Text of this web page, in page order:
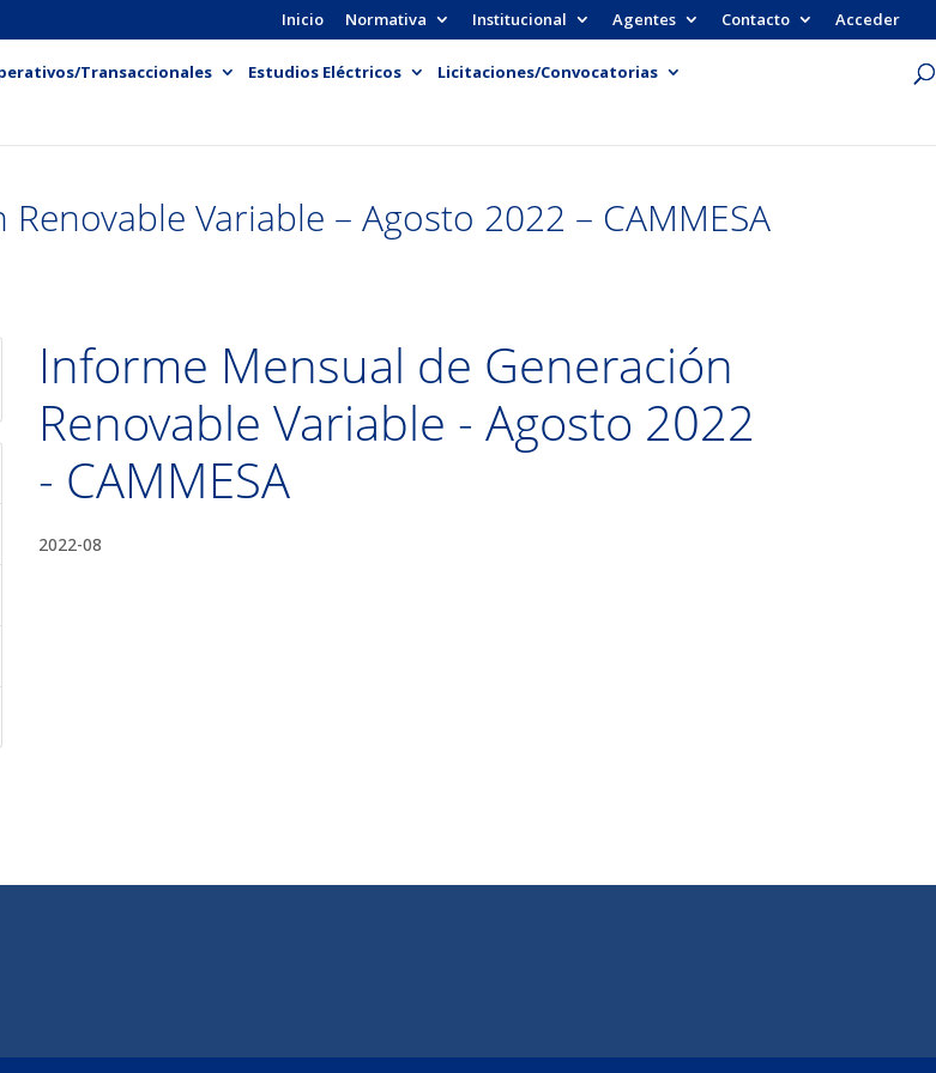
Inicio Normativa Institucional Agentes Contacto Acceder
Transaccionales Estudios Eléctricos
Licitaciones/Convocatorias
Variable – Agosto 2022 – CAMMESA
Informe Mensual de Generación
Renovable Variable - Agosto 2022
- CAMMESA
2022-08